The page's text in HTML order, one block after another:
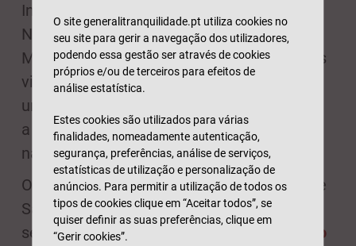
Inserido na bela Serra de Sintra, no Parque
Natural de Sintra-Cascais, Património
Mundial da Humanidade, este trilho leva os
visitantes a conhecer o Tholos do Monge,
uma sepultura coletiva pré-histórica virada
a norte e que aproveita uma depressão
natural do granito.
O percurso tem início junto ao Convento de
Santa Cruz dos Capuchos, fundado no
século XVI por frades franciscanos. O
trilho
O site generalitranquilidade.pt utiliza cookies no
seu site para gerir a navegação dos utilizadores,
podendo essa gestão ser através de cookies
próprios e/ou de terceiros para efeitos de
análise estatística.
Estes cookies são utilizados para várias
finalidades, nomeadamente autenticação,
segurança, preferências, análise de serviços,
estatísticas de utilização e personalização de
anúncios. Para permitir a utilização de todos os
tipos de cookies clique em “Aceitar todos”, se
quiser definir as suas preferências, clique em
“Gerir cookies”.